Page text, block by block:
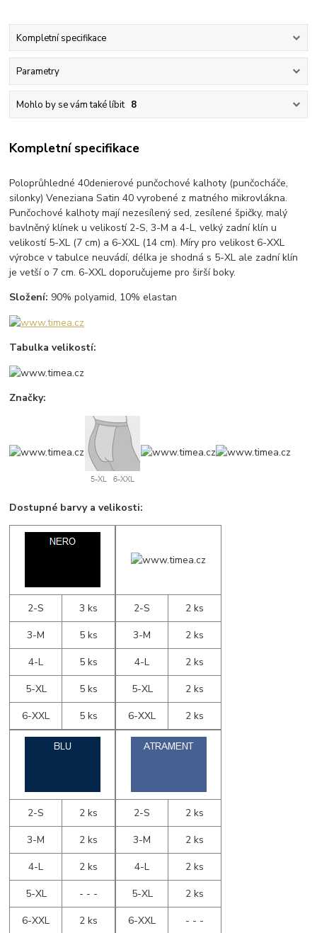
Kompletní specifikace
Parametry
Mohlo by se vám také líbit 8
Kompletní specifikace
Poloprůhledné 40denierové punčochové kalhoty (punčocháče,
silonky) Veneziana Satin 40 vyrobené z matného mikrovlákna.
Punčochové kalhoty mají nezesílený sed, zesílené špičky, malý
bavlněný klínek u velikostí 2-S, 3-M a 4-L, velký zadní klín u
velikostí 5-XL (7 cm) a 6-XXL (14 cm). Míry pro velikost 6-XXL
výrobce v tabulce neuvádí, délka je shodná s 5-XL ale zadní klín
je vetší o 7 cm. 6-XXL doporučujeme pro širší boky.
Složení: 90% polyamid, 10% elastan
Tabulka velikostí:
Značky:
Dostupné barvy a velikosti:
2-S
3 ks
3-M
5 ks
4-L
5 ks
5-XL
5 ks
6-XXL
5 ks
2-S
2 ks
3-M
2 ks
4-L
2 ks
5-XL
2 ks
6-XXL
2 ks
2-S
2 ks
3-M
2 ks
4-L
2 ks
5-XL
- - -
6-XXL
2 ks
2-S
2 ks
3-M
2 ks
4-L
2 ks
5-XL
2 ks
6-XXL
- - -